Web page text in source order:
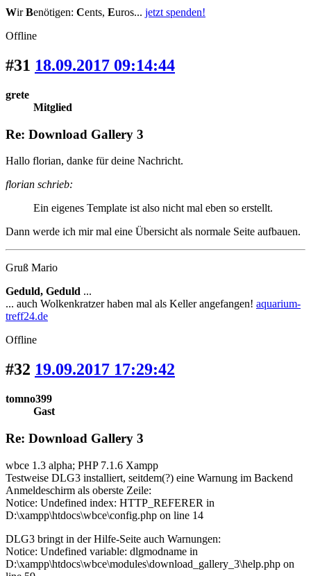
WirBenötigen: Cents, Euros... jetzt spenden!
Offline
#31 18.09.2017 09:14:44
grete
Mitglied
Re: Download Gallery 3
Hallo florian, danke für deine Nachricht.
florian schrieb:
Ein eigenes Template ist also nicht mal eben so erstellt.
Dann werde ich mir mal eine Übersicht als normale Seite aufbauen.
Gruß Mario
Geduld, Geduld ...
... auch Wolkenkratzer haben mal als Keller angefangen! aquarium-
treff24.de
Offline
#32 19.09.2017 17:29:42
tomno399
Gast
Re: Download Gallery 3
wbce 1.3 alpha; PHP 7.1.6 Xampp
Testweise DLG3 installiert, seitdem(?) eine Warnung im Backend
Anmeldeschirm als oberste Zeile:
Notice: Undefined index: HTTP_REFERER in
D:\xampp\htdocs\wbce\config.php on line 14
DLG3 bringt in der Hilfe-Seite auch Warnungen:
Notice: Undefined variable: dlgmodname in
D:\xampp\htdocs\wbce\modules\download_gallery_3\help.php on